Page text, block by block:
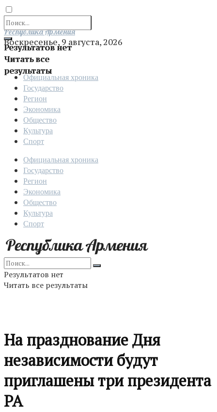
Результатов нет
Читать все
результаты
Отправить
Республика Армения
Воскресенье, 9 августа, 2026
Официальная хроника
Государство
Регион
Экономика
Общество
Культура
Спорт
Официальная хроника
Государство
Регион
Экономика
Общество
Культура
Спорт
Результатов нет
Читать все результаты
На празднование Дня
независимости будут
приглашены три президента
РА